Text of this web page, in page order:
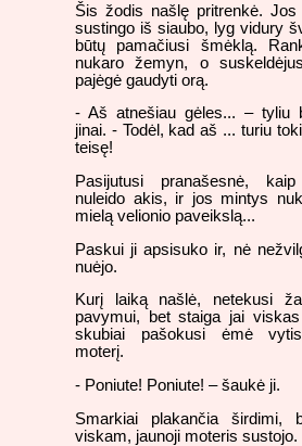
Šis žodis našlę pritrenkė.
sustingo iš siaubo, lyg vidury
būtų pamačiusi šmėklą.
nukaro žemyn, o
pajėgė gaudyti orą.
- Aš atnešiau gėles... – tyliu
jinai. - Todėl, kad aš ... turiu
teisę!
Pasijutusi pranašesnė,
nuleido akis, ir jos mintys
mielą velionio paveikslą...
Paskui ji apsisuko ir, nė
nuėjo.
Kurį laiką našlė, netekusi
pavymui, bet staiga jai
skubiai pašokusi ėmė vytis
moterį.
- Poniute! Poniute! – šaukė ji.
Smarkiai plakančia širdimi,
viskam, jaunoji moteris sustojo.